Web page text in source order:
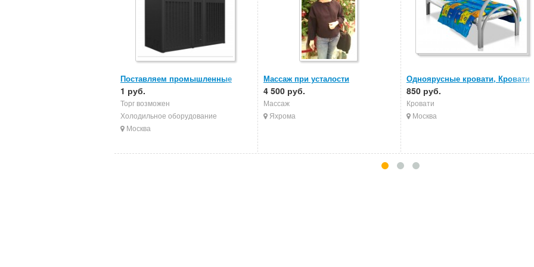
Поставляем промышленные
кондиционеры
1 руб.
Торг возможен
Холодильное оборудование
Москва
Массаж при усталости
4 500 руб.
Массаж
Яхрома
Одноярусные кровати, Кровати
металлические, Кровати в
больницы
850 руб.
Кровати
Москва